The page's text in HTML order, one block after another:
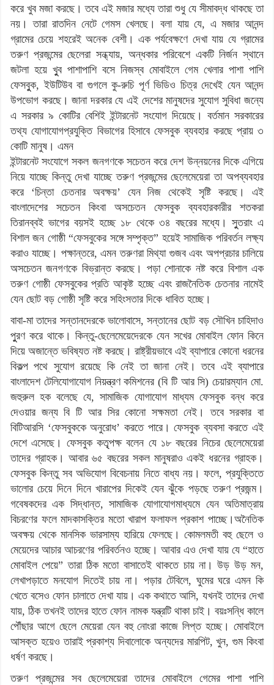
করে খুব মজা করছে। তবে এই মজার মধ্যে তারা শুধু যে সীমাবদ্ধ থাকছে তা
নয়। তারা রাতদিন নেটে গেমস খেলছে। বলা যায় যে, এ মজার আনন্দ
গ্রামের চেয়ে শহরেই অনেক বেশী। এক পর্যবেক্ষণে দেখা যায় যে গ্রামের
তরুণ প্রজন্মের ছেলেরা সন্ধ্যায়, অন্ধকার পরিবেশে একটি নির্জন স্থানে
জটলা হয়ে খুুব পাশাপাশি বসে নিজস্ব মোবাইলে গেম খেলার পাশা পাশি
ফেসবুুক, ইউটিউব বা গুগলে কু-রুচি পূর্ণ ভিডিও চিত্র দেখেই যেন আনন্দ
উপভোগ করছে। জানা দরকার যে এই দেশের মানুষদের সুযোগ সুবিধা জন্যে
এ সরকার ৯ কোটির বেশিই ইন্টারনেট সংযোগ দিয়েছে। বর্তমান সরকারের
তথ্য যোগাযোগপ্রযুক্তি বিভাগের হিসাবে ফেসবুক ব্যবহার করছে প্রায় ৩
কোটি মানুষ। এমন
ইন্টারনেট সংযোগে সকল জনগণকে সচেতন করে দেশ উন্নয়নের দিকে এগিয়ে
নিয়ে যাচ্ছে কিন্তু দেখা যাচ্ছে তরুণ প্রজন্মের ছেলেমেয়েরা তা অপব্যবহার
করে ‘চিন্তা চেতনার অবক্ষয়’ যেন নিজ থেকেই সৃষ্টি করছে। এই
বাংলাদেশের সচেতন কিংবা অসচেতন ফেসবুক ব্যবহারকারীর শতকরা
তিরানব্বই ভাগের বয়সই হচ্ছে ১৮ থেকে ৩৪ বছরের মধ্যে। সুুতরাং এ
বিশাল জন গোষ্ঠী “ফেসবুকের সঙ্গে সম্পৃক্ত” হয়েই সামাজিক পরিবর্তন লক্ষ্য
করাও যাচ্ছে। পক্ষান্তরে, এমন তরুণরা মিথ্যা গুজব এবং অপপ্রচার চালিয়ে
অসচেতন জনগণকে বিভ্রান্ত করছে। পড়া শোনাকে নষ্ট করে বিশাল এক
তরুণ গোষ্ঠী ফেসবুকের প্রতি আকৃষ্ট হচ্ছে এবং রাজনৈতিক চেতনার নামেই
যেন ছোট বড় গোষ্ঠী সৃষ্টি করে সহিংসতার দিকে ধাবিত হচ্ছে।
বাবা-মা তাদের সন্তানদেরকে ভালোবাসে, সন্তানের ছোট বড় সৌখিন চাহিদাও
পুুরণ করে থাকে। কিন্তু-ছেলেমেয়েদেরকে যেন সখের মোবাইল ফোন কিনে
দিয়ে অজান্তে ভবিষ্যত নষ্ট করছে। রাষ্ট্রীয়ভাবে এই ব্যাপারে কোনো ধরনের
বিকল্প পথে সুযোগ রয়েছে কি নেই তা জানা নেই। তবে এই ব্যাপারে
বাংলাদেশ টেলিযোগাযোগ নিয়ন্ত্রণ কমিশনের (বি টি আর সি) চেয়ারম্যান মো.
জহুরুল হক বলেছে যে, সামাজিক যোগাযোগ মাধ্যম ফেসবুক বন্ধ করে
দেওয়ার জন্য বি টি আর সির কোনো সক্ষমতা নেই। তবে সরকার বা
বিটিআরসি ‘ফেসবুককে অনুরোধ’ করতে পারে। ফেসবুক ব্যবসা করতে এই
দেশে এসেছে। ফেসবুক কতৃৃপক্ষ বলেন যে ১৮ বছরের নিচের ছেলেমেয়েরা
তাদের গ্রাহক। আবার ৬৫ বছরের সকল মানুষরাও একই ধরনের গ্রাহক।
ফেসবুক কিন্তু সব অভিযোগ বিবেচনায় নিতে বাধ্য নয়। ফলে, প্রযুক্তিতে
ভালোর চেয়ে দিনে দিনে খারাপের দিকেই যেন ঝুঁকে পড়ছে তরুণ প্রজন্ম।
গবেষকদের এক সিদ্ধান্ত, সামাজিক যোগাযোগমাধ্যমে যেন অতিমাত্রায়
বিচরণের ফলে মাদকাসক্তির মতো খারাপ ফলাফল প্রকাশ পাচ্ছে।অনৈতিক
অবক্ষয় থেকে মানসিক ভারসাম্য হারিয়ে ফেলছে। কোমলমতী বহু ছেলে ও
মেয়েদের আচার আচরণের পরিবর্তনও হচ্ছে। আবার এও দেখা যায় যে “হাতে
মোবাইল পেয়ে” তারা ঠিক মতো বাসাতেই থাকতে চায় না। উড় উড় মন,
লেখাপড়াতে মনযোগ দিতেই চায় না। পড়ার টেবিলে, ঘুমের ঘরে এমন কি
খেতে বসেও ফোন চালাতে দেখা যায়। এক কথাতে আসি, যখনই তাদের দেখা
যায়, ঠিক তখনই তাদের হাতে ফোন নামক যন্ত্রটি থাকা চাই। বয়ঃসন্ধি কালে
পৌঁছার আগে ছেলে মেয়েরা যেন বহু নোংরা কাজে লিপ্ত হচ্ছে। মোবাইলে
আসক্ত হয়েও তারাই প্রকাশ্য দিবালোকে অন্যদের মারপিট, খুন, গুম কিংবা
ধর্ষণ করছে।
তরুণ প্রজন্মের সব ছেলেমেয়েরা তাদের মোবাইলে গেমের পাশা পাশি